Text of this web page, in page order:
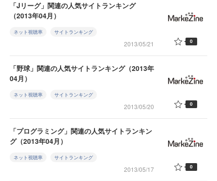
「Jリーグ」関連の人気サイトランキング
（2013年04月）
ネット視聴率 サイトランキング
2013/05/21 0
「野球」関連の人気サイトランキング（2013年
04月）
ネット視聴率 サイトランキング
2013/05/20 0
「プログラミング」関連の人気サイトランキン
グ（2013年04月）
ネット視聴率 サイトランキング
2013/05/17 0